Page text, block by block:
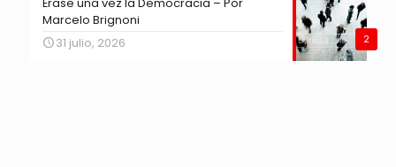
2
Marcelo Brignoni
31 julio, 2026